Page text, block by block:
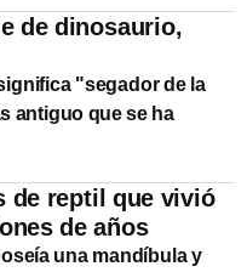
de dinosaurio,
"segador de la
antiguo que se ha
de reptil que vivió
de años
una mandíbula y